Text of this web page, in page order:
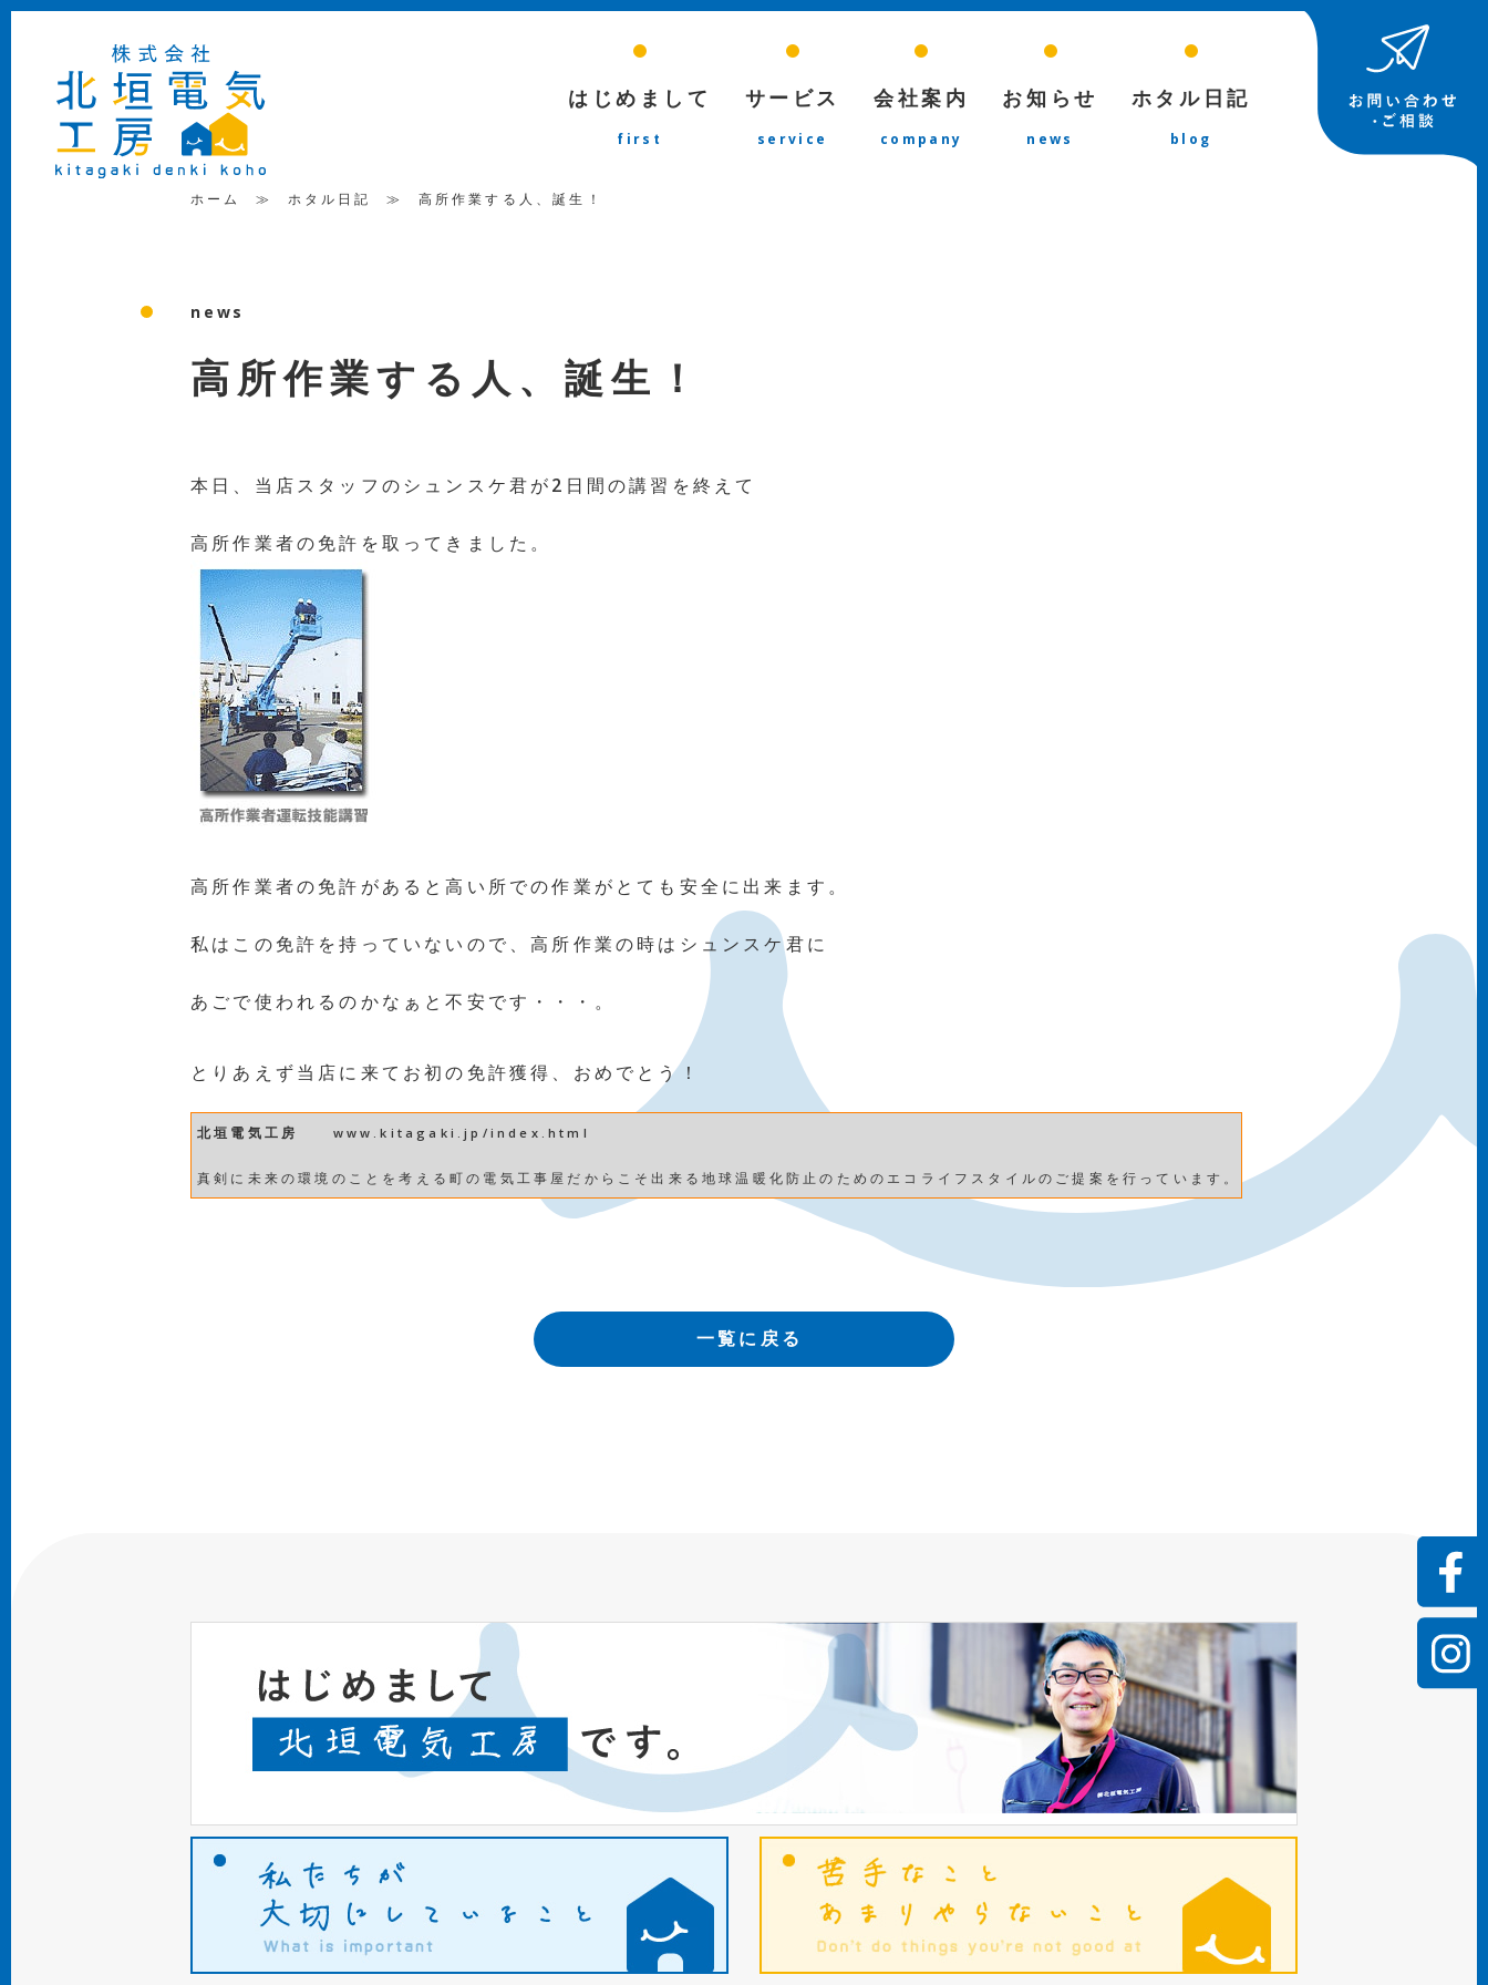
はじめまして
first
サービス
service
会社案内
company
お知らせ
news
ホタル日記
blog
ホーム ≫ ホタル日記 ≫ 高所作業する人、誕生！
news
高所作業する人、誕生！
本日、当店スタッフのシュンスケ君が2日間の講習を終えて
高所作業者の免許を取ってきました。
高所作業者の免許があると高い所での作業がとても安全に出来ます。
私はこの免許を持っていないので、高所作業の時はシュンスケ君に
あごで使われるのかなぁと不安です・・・。
とりあえず当店に来てお初の免許獲得、おめでとう！
北垣電気工房 www.kitagaki.jp/index.html
真剣に未来の環境のことを考える町の電気工事屋だからこそ出来る地球温暖化防止のためのエコライフスタイルのご提案を行っています。
一覧に戻る